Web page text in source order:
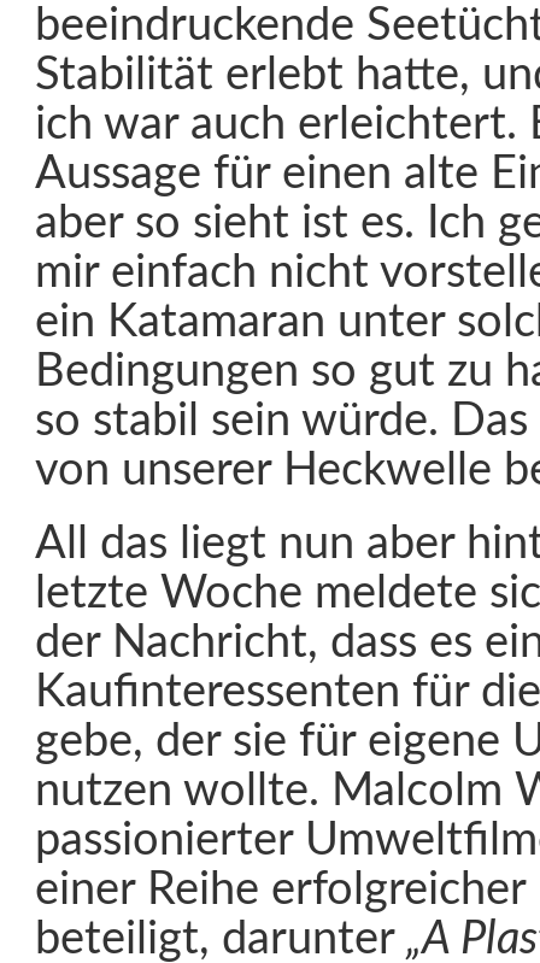
beeindruckende
Stabilität erlebt hatte,
ich war auch erleichtert.
Aussage für einen alte
aber so sieht ist es. Ich
mir einfach nicht
ein Katamaran unter
Bedingungen so gut zu
so stabil sein würde.
von unserer Heckwelle
All das liegt nun aber
letzte Woche meldete
der Nachricht, dass es
Kaufinteressenten für
gebe, der sie für eigene
nutzen wollte. Malcolm
passionierter
einer Reihe
beteiligt, darunter „A